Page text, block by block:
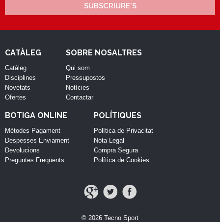
SUBSCRIURE'S
CATÀLEG
Catàleg
Disciplines
Novetats
Ofertes
SOBRE NOSALTRES
Qui som
Pressupostos
Notícies
Contactar
BOTIGA ONLINE
Mètodes Pagament
Despesses Enviament
Devolucions
Preguntes Freqüents
POLÍTIQUES
Política de Privacitat
Nota Legal
Compra Segura
Política de Cookies
© 2026 Tecno Sport